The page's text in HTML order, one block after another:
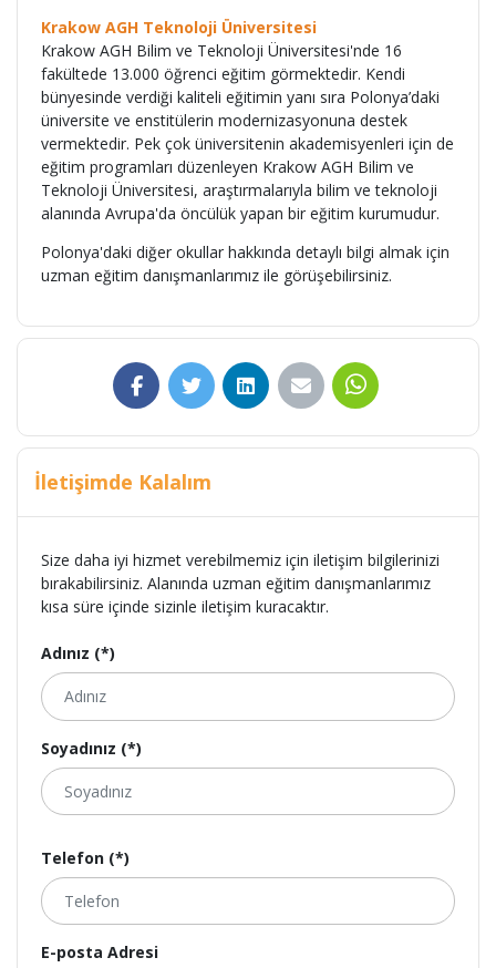
Krakow AGH Teknoloji Üniversitesi
Krakow AGH Bilim ve Teknoloji Üniversitesi'nde 16
fakültede 13.000 öğrenci eğitim görmektedir. Kendi
bünyesinde verdiği kaliteli eğitimin yanı sıra Polonya’daki
üniversite ve enstitülerin modernizasyonuna destek
vermektedir. Pek çok üniversitenin akademisyenleri için de
eğitim programları düzenleyen Krakow AGH Bilim ve
Teknoloji Üniversitesi, araştırmalarıyla bilim ve teknoloji
alanında Avrupa'da öncülük yapan bir eğitim kurumudur.
Polonya'daki diğer okullar hakkında detaylı bilgi almak için
uzman eğitim danışmanlarımız ile görüşebilirsiniz.
İletişimde Kalalım
Size daha iyi hizmet verebilmemiz için iletişim bilgilerinizi
bırakabilirsiniz. Alanında uzman eğitim danışmanlarımız
kısa süre içinde sizinle iletişim kuracaktır.
Adınız (*)
Soyadınız (*)
Telefon (*)
E-posta Adresi